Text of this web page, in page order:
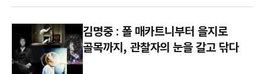
김명중 : 폴 매카트니부터 을지로
골목까지, 관찰자의 눈을 갈고 닦다